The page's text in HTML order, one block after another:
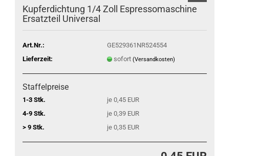
Kupferdichtung 1/4 Zoll Espressomaschine
Ersatzteil Universal
Art.Nr.:
GE529361NR524554
Lieferzeit:
sofort (Versandkosten)
Staffelpreise
1-3 Stk.
je 0,45 EUR
4-9 Stk.
je 0,39 EUR
> 9 Stk.
je 0,35 EUR